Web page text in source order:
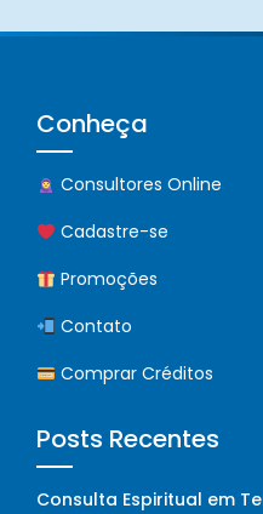
Conheça
Consultores Online
Cadastre-se
Promoções
Contato
Comprar Créditos
Posts Recentes
Consulta Espiritual em